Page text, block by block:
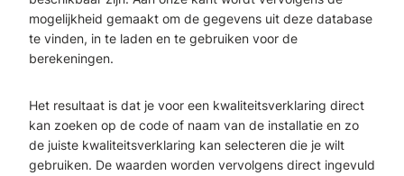
mogelijkheid gemaakt om de gegevens uit deze database
te vinden, in te laden en te gebruiken voor de
berekeningen.
Het resultaat is dat je voor een kwaliteitsverklaring direct
kan zoeken op de code of naam van de installatie en zo
de juiste kwaliteitsverklaring kan selecteren die je wilt
gebruiken. De waarden worden vervolgens direct ingevuld